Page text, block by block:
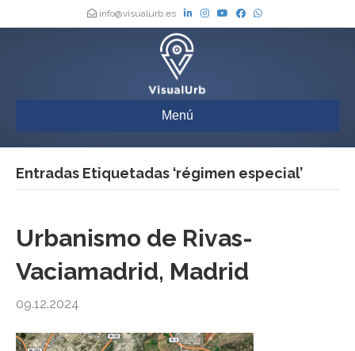
info@visualurb.es
Menú
Entradas Etiquetadas ‘régimen especial’
Urbanismo de Rivas-
Vaciamadrid, Madrid
09.12.2024